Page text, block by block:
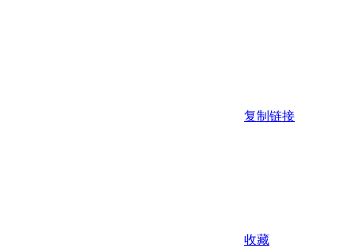
复制链接
收藏